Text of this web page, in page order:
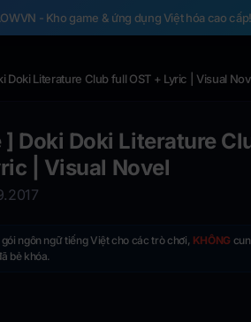
- Kho game & ứng dụng Việt hóa cao cấp!
Doki Literature Club full OST + Lyric | Visual
] Doki Doki Literature
| Visual Novel
ngôn ngữ tiếng Việt cho các trò chơi, KHÔNG
bẻ khóa.